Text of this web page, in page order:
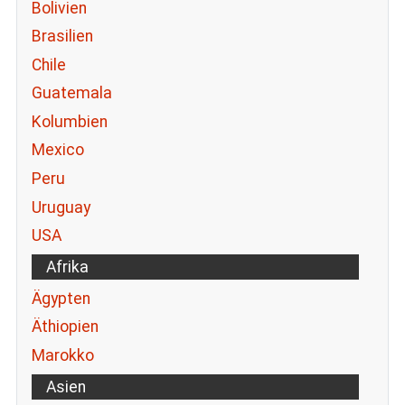
Bolivien
Brasilien
Chile
Guatemala
Kolumbien
Mexico
Peru
Uruguay
USA
Afrika
Ägypten
Äthiopien
Marokko
Asien